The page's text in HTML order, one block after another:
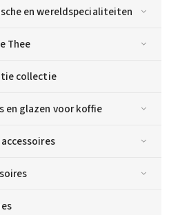
en wereldspecialiteiten
Thee
collectie
en glazen voor koffie